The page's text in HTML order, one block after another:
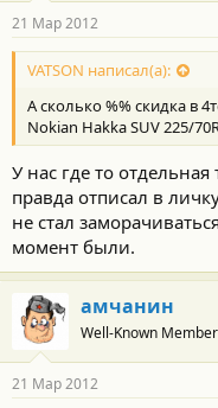
21 Мар 2012
VATSON написал(а):
А сколько %% скидка в
Nokian Hakka SUV 225/
У нас где то
правда отписал в
не стал
момент были.
амчанин
Well-Known Member
21 Мар 2012